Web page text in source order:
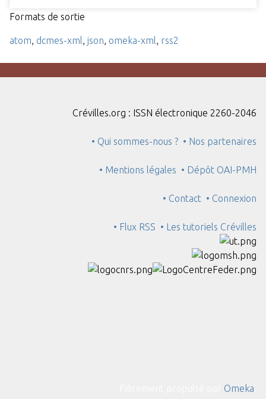
Formats de sortie
atom, dcmes-xml, json, omeka-xml, rss2
Crévilles.org : ISSN électronique 2260-2046
• Qui sommes-nous ? • Nos partenaires
• Mentions légales • Dépôt OAI-PMH
• Contact • Connexion
• Flux RSS • Les tutoriels Crévilles
Omeka